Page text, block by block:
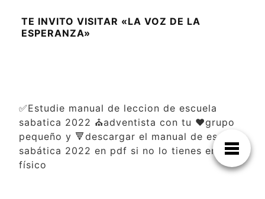
TE INVITO VISITAR «LA VOZ DE LA
ESPERANZA»
✅Estudie manual de leccion de escuela
sabatica 2022 ⛪adventista con tu ❤️grupo
pequeño y 🔻descargar el manual de escuela
sabática 2022 en pdf si no lo tienes en
físico